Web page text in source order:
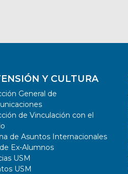
Y CULTURA
General de
de Vinculación con el
de Asuntos Internacionales
Ex-Alumnos
USM
USM